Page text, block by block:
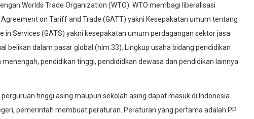
Worlds Trade Organization (WTO). WTO membagi liberalisasi
on Tariff and Trade (GATT) yakni Kesepakatan umum tentang
Services (GATS) yakni kesepakatan umum perdagangan sektor jasa.
belikan dalam pasar global (hlm.33). Lingkup usaha bidang pendidikan
pendidikan tinggi, pendididkan dewasa dan pendidikan lainnya
tinggi asing maupun sekolah asing dapat masuk di Indonesia.
pemerintah membuat peraturan. Peraturan yang pertama adalah PP